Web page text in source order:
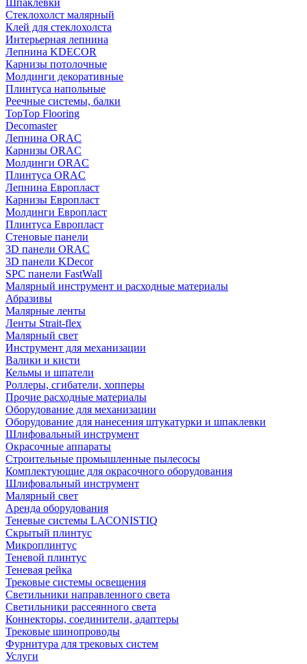
Шпаклевки
Стеклохолст малярный
Клей для стеклохолста
Интерьерная лепнина
Лепнина KDECOR
Карнизы потолочные
Молдинги декоративные
Плинтуса напольные
Реечные системы, балки
TopTop Flooring
Decomaster
Лепнина ORAC
Карнизы ORAC
Молдинги ORAC
Плинтуса ORAC
Лепнина Европласт
Карнизы Европласт
Молдинги Европласт
Плинтуса Европласт
Стеновые панели
3D панели ORAC
3D панели KDecor
SPC панели FastWall
Малярный инструмент и расходные материалы
Абразивы
Малярные ленты
Ленты Strait-flex
Малярный свет
Инструмент для механизации
Валики и кисти
Кельмы и шпатели
Роллеры, сгибатели, хопперы
Прочие расходные материалы
Оборудование для механизации
Оборудование для нанесения штукатурки и шпаклевки
Шлифовальный инструмент
Окрасочные аппараты
Строительные промышленные пылесосы
Комплектующие для окрасочного оборудования
Шлифовальный инструмент
Малярный свет
Аренда оборудования
Теневые системы LACONISTIQ
Скрытый плинтус
Микроплинтус
Теневой плинтус
Теневая рейка
Трековые системы освещения
Светильники направленного света
Светильники рассеянного света
Коннекторы, соединители, адаптеры
Трековые шинопроводы
Фурнитура для трековых систем
Услуги